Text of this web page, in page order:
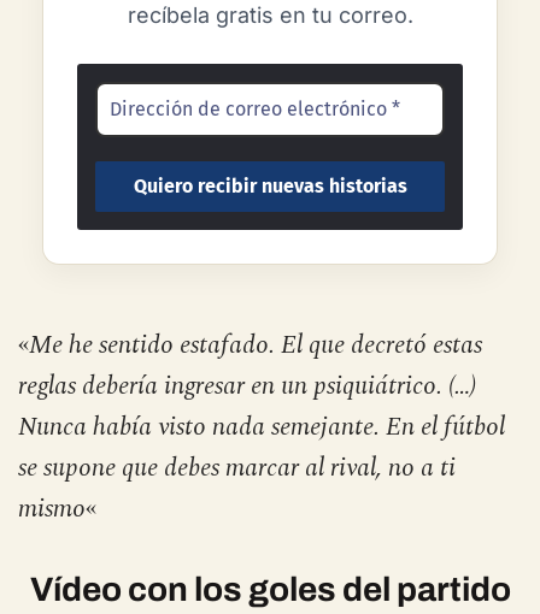
recíbela gratis en tu correo.
«Me he sentido estafado. El que decretó estas
reglas debería ingresar en un psiquiátrico. (…)
Nunca había visto nada semejante. En el fútbol
se supone que debes marcar al rival, no a ti
mismo«
Vídeo con los goles del partido